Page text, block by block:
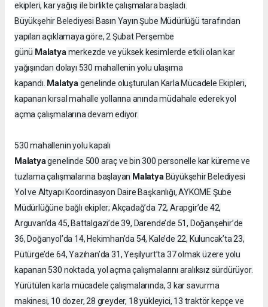
ekipleri, kar yağışı ile birlikte çalışmalara başladı.
Büyükşehir Belediyesi Basın Yayın Şube Müdürlüğü tarafından
yapılan açıklamaya göre, 2 Şubat Perşembe
günü Malatyamerkezde ve yüksek kesimlerde etkili olan kar
yağışından dolayı 530 mahallenin yolu ulaşıma
kapandı. Malatyagenelinde oluşturulan Karla Mücadele Ekipleri,
kapanan kırsal mahalle yollarına anında müdahale ederek yol
açma çalışmalarına devam ediyor.
530 mahallenin yolu kapalı
Malatyagenelinde 500 araç ve bin 300 personelle kar küreme ve
tuzlama çalışmalarına başlayan MalatyaBüyükşehir Belediyesi
Yol ve Altyapı Koordinasyon Daire Başkanlığı, AYKOME Şube
Müdürlüğüne bağlı ekipler; Akçadağ’da 72, Arapgir’de 42,
Arguvan’da 45, Battalgazi’de 39, Darende’de 51, Doğanşehir’de
36, Doğanyol’da 14, Hekimhan’da 54, Kale’de 22, Kuluncak’ta 23,
Pütürge’de 64, Yazıhan’da 31, Yeşilyurt’ta 37 olmak üzere yolu
kapanan 530 noktada, yol açma çalışmalarını aralıksız sürdürüyor.
Yürütülen karla mücadele çalışmalarında, 3 kar savurma
makinesi, 10 dozer, 28 greyder, 18 yükleyici, 13 traktör kepçe ve